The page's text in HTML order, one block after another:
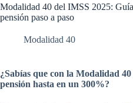
Modalidad 40 del IMSS 2025:
pensión paso a paso
Modalidad 40
¿Sabías que con la Modalidad
pensión hasta en un 300%?